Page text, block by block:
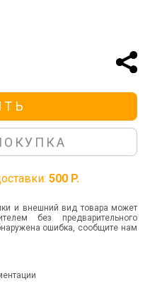
500 P.
и внешний вид товара может
без предварительного
ошибка, сообщите нам